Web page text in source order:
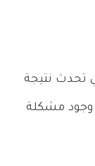
تحدث نتيجة
وجود مشكلة